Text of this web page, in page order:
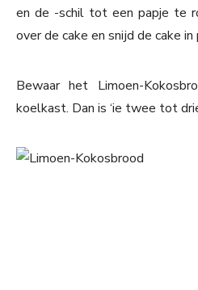
en de -schil tot een papje te
over de cake en snijd de cake in
Bewaar het Limoen-
koelkast. Dan is ‘ie twee tot